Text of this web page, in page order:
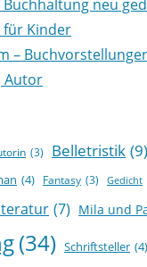
Buchhaltung neu
Kinder
–
Autor
(3) Belletristik (9)
(4) Fantasy (3) Gedicht
(7) Mila und
(34) Schriftsteller (4)